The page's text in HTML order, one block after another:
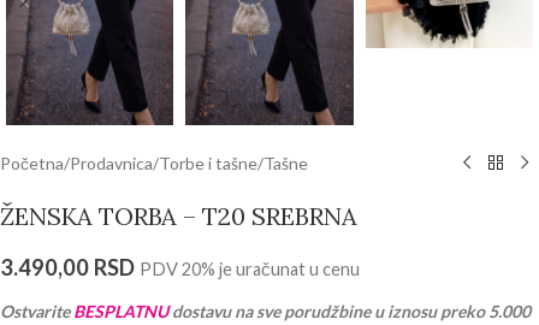
Početna/Prodavnica/Torbe i tašne/Tašne
ŽENSKA TORBA – T20 SREBRNA
3.490,00 RSD PDV 20% je uračunat u cenu
OstvariteBESPLATNUdostavu na sve porudžbine u iznosu preko 5.000